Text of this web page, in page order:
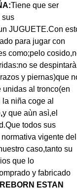
Tiene que ser
sus
JUGUETE.Con
para jugar con
como;pelo
se despintarà
y piernas)que
unidas al tronco(en
niña coge al
y que aùn asì,el
todos sus
vigente del
caso,tanto su
que lo
y fabricado
ESTAN